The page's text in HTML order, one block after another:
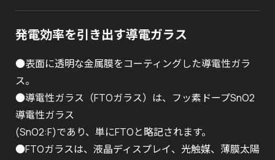
発電効率を引き出す導電ガラス
●表面に透明な金属膜をコーティングした導電性ガラ
ス。
●導電性ガラス（FTOガラス）は、フッ素ドープSnO2
導電性ガラス
(SnO2:F)であり、単にFTOと略記されます。
●FTOガラスは、液晶ディスプレイ、光触媒、薄膜太陽